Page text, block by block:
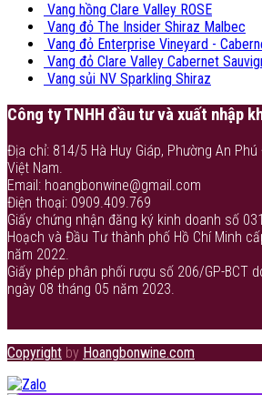
Vang hồng Clare Valley ROSE
Vang đỏ The Insider Shiraz Malbec
Vang đỏ Enterprise Vineyard -
Vang đỏ Clare Valley Cabernet
Vang sủi NV Sparkling Shiraz
Công ty TNHH đầu tư và xuất nhập
Địa chỉ: 814/5 Hà Huy Giáp, Phường An Phú
Việt Nam.
Email: hoangbonwine@gmail.com
Điện thoại: 0909.409.769
Giấy chứng nhận đăng ký kinh doanh số
Hoạch và Đầu Tư thành phố Hồ Chí Minh
năm 2022.
Giấy phép phân phối rượu số 206/GP-BCT
ngày 08 tháng 05 năm 2023.
Copyright by Hoangbonwine.com